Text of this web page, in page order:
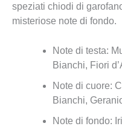
speziati chiodi di
misteriose note di fondo.
Note di testa:
Bianchi, Fiori
Note di cuore:
Bianchi,
Note di fondo: